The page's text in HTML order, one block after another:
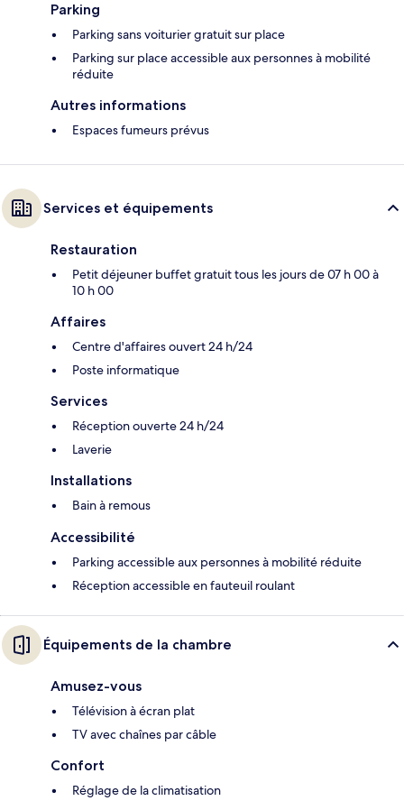
Parking
Parking sans voiturier gratuit sur place
Parking sur place accessible aux personnes à mobilité
réduite
Autres informations
Espaces fumeurs prévus
Services et équipements
Restauration
Petit déjeuner buffet gratuit tous les jours de 07 h 00 à
10 h 00
Affaires
Centre d'affaires ouvert 24 h/24
Poste informatique
Services
Réception ouverte 24 h/24
Laverie
Installations
Bain à remous
Accessibilité
Parking accessible aux personnes à mobilité réduite
Réception accessible en fauteuil roulant
Équipements de la chambre
Amusez-vous
Télévision à écran plat
TV avec chaînes par câble
Confort
Réglage de la climatisation